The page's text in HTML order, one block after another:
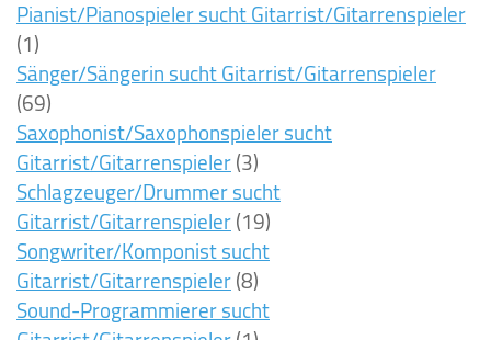
Pianist/Pianospieler sucht Gitarrist/Gitarrenspieler
(1)
Sänger/Sängerin sucht Gitarrist/Gitarrenspieler
(69)
Saxophonist/Saxophonspieler sucht
Gitarrist/Gitarrenspieler(3)
Schlagzeuger/Drummer sucht
Gitarrist/Gitarrenspieler(19)
Songwriter/Komponist sucht
Gitarrist/Gitarrenspieler(8)
Sound-Programmierer sucht